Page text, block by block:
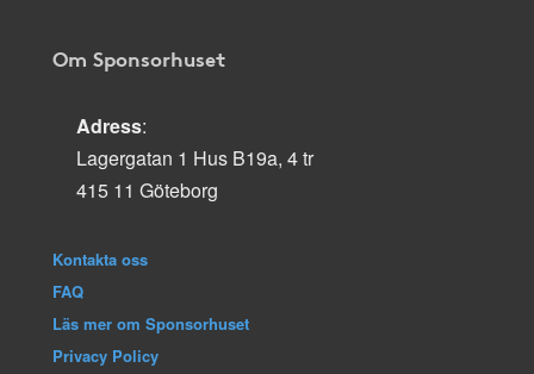
Om Sponsorhuset
Adress:
Lagergatan 1 Hus B19a, 4 tr
415 11 Göteborg
Kontakta oss
FAQ
Läs mer om Sponsorhuset
Privacy Policy